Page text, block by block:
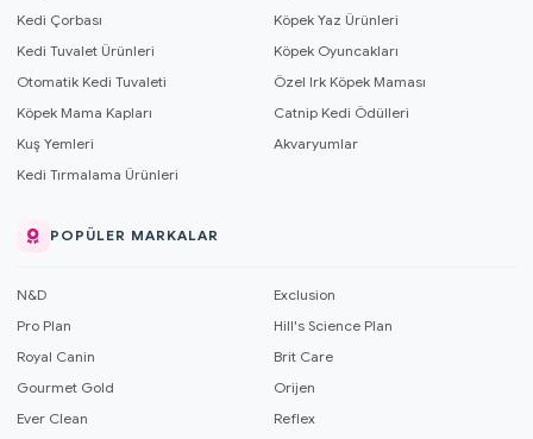
Kedi Çorbası
Köpek Yaz Ürünleri
Kedi Tuvalet Ürünleri
Köpek Oyuncakları
Otomatik Kedi Tuvaleti
Özel Irk Köpek Maması
Köpek Mama Kapları
Catnip Kedi Ödülleri
Kuş Yemleri
Akvaryumlar
Kedi Tırmalama Ürünleri
POPÜLER MARKALAR
N&D
Exclusion
Pro Plan
Hill's Science Plan
Royal Canin
Brit Care
Gourmet Gold
Orijen
Ever Clean
Reflex